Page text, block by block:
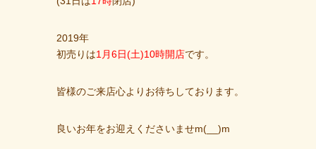
2019年
初売りは1月6日(土)10時開店です。
皆様のご来店心よりお待ちしております。
良いお年をお迎えくださいませm(__)m